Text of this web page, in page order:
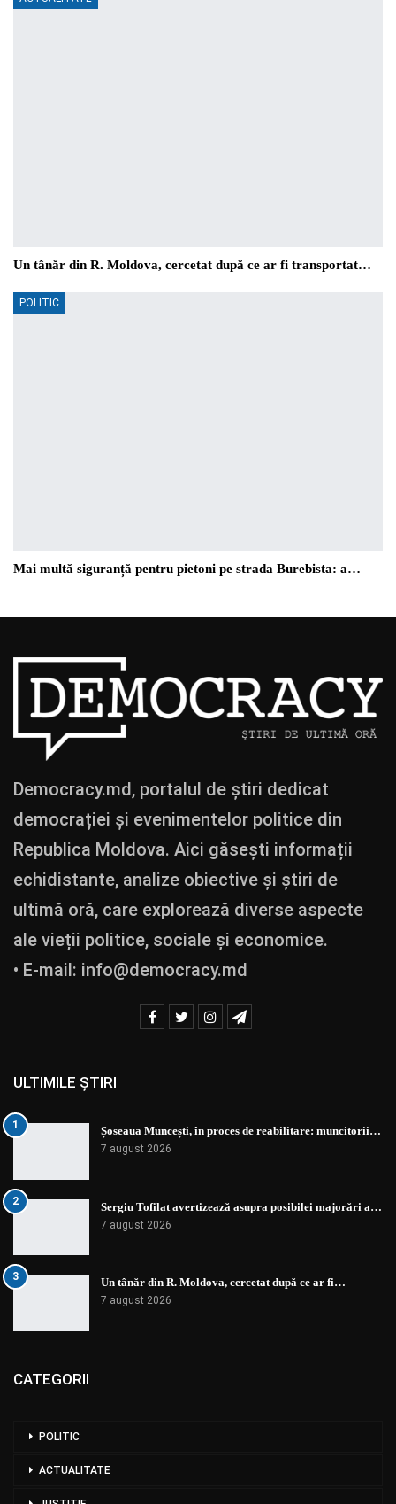
Un tânăr din R. Moldova, cercetat după ce ar fi transportat…
POLITIC
Mai multă siguranță pentru pietoni pe strada Burebista: a…
Democracy.md, portalul de știri dedicat
democrației și evenimentelor politice din
Republica Moldova. Aici găsești informații
echidistante, analize obiective și știri de
ultimă oră, care explorează diverse aspecte
ale vieții politice, sociale și economice.
• E-mail: info@democracy.md
ULTIMILE ȘTIRI
1 Șoseaua Muncești, în proces de reabilitare: muncitorii…
7 august 2026
2 Sergiu Tofilat avertizează asupra posibilei majorări a…
7 august 2026
3 Un tânăr din R. Moldova, cercetat după ce ar fi…
7 august 2026
CATEGORII
POLITIC
ACTUALITATE